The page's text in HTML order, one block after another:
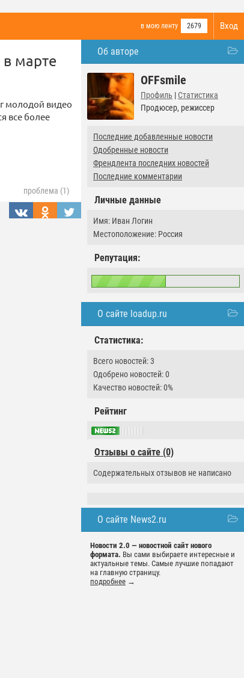
Вход
в мою ленту 2679
Об авторе
OFFsmile
Профиль | Статистика
Продюсер, режиссер
Последние добавленные новости
Одобренные новости
Френдлента последних новостей
Последние комментарии
Личные данные
Имя: Иван Логин
Местоположение: Россия
Репутация:
О сайте loadup.ru
Статистика:
Всего новостей: 3
Одобрено новостей: 0
Качество новостей: 0%
Рейтинг
Отзывы о сайте (0)
Содержательных отзывов не написано
О сайте News2.ru
Новости 2.0 — новостной сайт нового
формата. Вы сами выбираете интересные и
актуальные темы. Самые лучшие попадают
на главную страницу.
подробнее →
марте
молодой видео
все более
проблема (1)